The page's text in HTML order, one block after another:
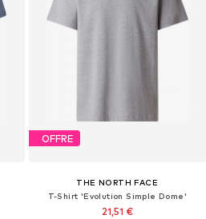
OFFRE
THE NORTH FACE
T-Shirt 'Evolution Simple Dome'
21,51 €